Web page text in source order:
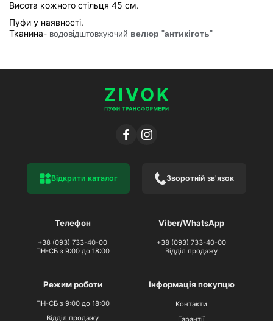
Висота кожного стільця 45 см.
Пуфи у наявності.
Тканина- водовідштовхуючий велюр "антикіготь"
Телефон
+38 (093) 733-40-00
ПН-СБ з 9:00 до 18:00
Viber/WhatsApp
+38 (093) 733-40-00
Відділ продажу
Режим роботи
ПН-СБ з 9:00 до 18:00
Відділ продажу
Інформація покупцю
Контакти
Гарантії
Відкрити каталог Зворотній зв'язок